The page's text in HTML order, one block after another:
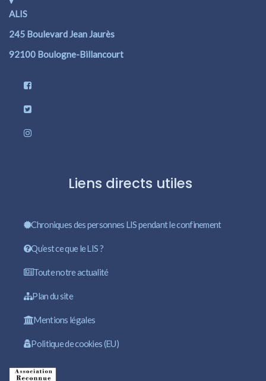
ALIS
245 Boulevard Jean Jaurès
92100 Boulogne-Billancourt
Liens directs utiles
Chroniques des personnes LIS pendant le confinement
Qu’est ce que le LIS ?
Toute notre actualité
Plan du site
Mentions légales
Politique de cookies (EU)